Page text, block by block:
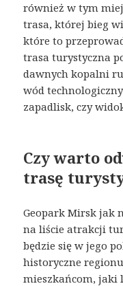
również w tym
trasa, której bieg
które to
trasa turystyczna
dawnych kopalni
wód
zapadlisk, czy
Czy warto
trasę
Geopark Mirsk jak
na liście atrakcji
będzie się w jego
historyczne
mieszkańcom, jaki